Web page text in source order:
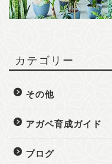
カテゴリー
その他
アガベ育成ガイド
ブログ